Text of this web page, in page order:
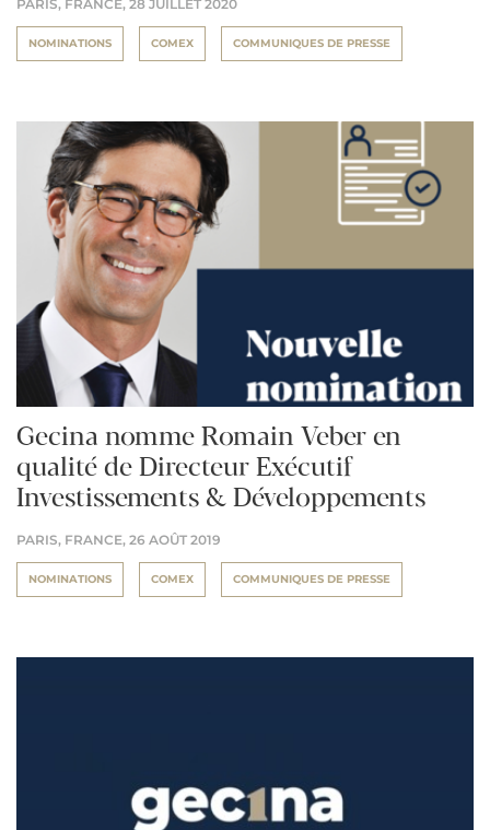
PARIS, FRANCE, 28 JUILLET 2020
NOMINATIONS COMEX COMMUNIQUES DE PRESSE
Gecina nomme Romain Veber en
qualité de Directeur Exécutif
Investissements & Développements
PARIS, FRANCE, 26 AOÛT 2019
NOMINATIONS COMEX COMMUNIQUES DE PRESSE